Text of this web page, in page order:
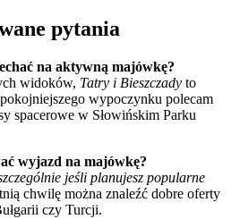
pytania
na aktywną majówkę?
widoków, Tatry i Bieszczady to
wypoczynku polecam
spacerowe w Słowińskim Parku
wyjazd na majówkę?
jeśli planujesz popularne
chwilę można znaleźć dobre oferty
czy Turcji.